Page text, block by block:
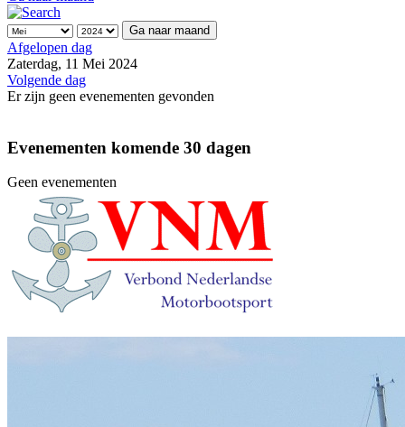
Ga naar maand
Afgelopen dag
Zaterdag, 11 Mei 2024
Volgende dag
Er zijn geen evenementen gevonden
Evenementen komende 30 dagen
Geen evenementen